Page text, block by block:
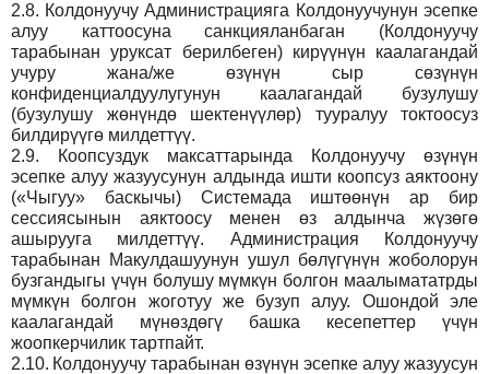
2.8. Колдонуучу Администрацияга Колдонуучунун эсепке
алуу каттоосуна санкцияланбаган (Колдонуучу
тарабынан уруксат берилбеген) кирүүнүн каалагандай
учуру жана/же өзүнүн сыр сөзүнүн
конфиденциалдуулугунун каалагандай бузулушу
(бузулушу жөнүндө шектенүүлөр) тууралуу токтоосуз
билдирүүгө милдеттүү.
2.9.
Коопсуздук максаттарында Колдонуучу өзүнүн
эсепке алуу жазуусунун алдында ишти коопсуз аяктоону
(«Чыгуу» баскычы) Системада иштөөнүн ар бир
сессиясынын аяктоосу менен өз алдынча жүзөгө
ашырууга милдеттүү. Администрация Колдонуучу
тарабынан Макулдашуунун ушул бөлүгүнүн жоболорун
бузгандыгы үчүн болушу мүмкүн болгон маалымататрды
мүмкүн болгон жоготуу же бузуп алуу. Ошондой эле
каалагандай мүнөздөгү башка кесепеттер үчүн
жоопкерчилик тартпайт.
2.10. Колдонуучу тарабынан өзүнүн эсепке алуу жазуусун